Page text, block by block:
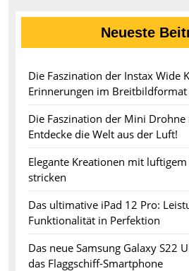
Neueste
Die Faszination der Instax Wide
Erinnerungen im Breitbildformat
Die Faszination der Mini Drohne
Entdecke die Welt aus der Luft!
Elegante Kreationen mit
stricken
Das ultimative iPad 12 Pro:
Funktionalität in Perfektion
Das neue Samsung Galaxy S22
das Flaggschiff-Smartphone